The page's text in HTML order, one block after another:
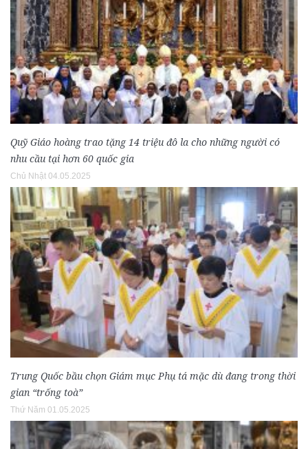
Quỹ Giáo hoàng trao tặng 14 triệu đô la cho những người có
nhu cầu tại hơn 60 quốc gia
Chủ Nhật 04.05.2025
Trung Quốc bầu chọn Giám mục Phụ tá mặc dù đang trong thời
gian “trống toà”
Thứ Năm 01.05.2025